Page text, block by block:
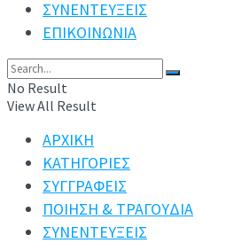
ΣΥΝΕΝΤΕΥΞΕΙΣ
ΕΠΙΚΟΙΝΩΝΙΑ
No Result
View All Result
ΑΡΧΙΚΗ
ΚΑΤΗΓΟΡΙΕΣ
ΣΥΓΓΡΑΦΕΙΣ
ΠΟΙΗΣΗ & ΤΡΑΓΟΥΔΙΑ
ΣΥΝΕΝΤΕΥΞΕΙΣ